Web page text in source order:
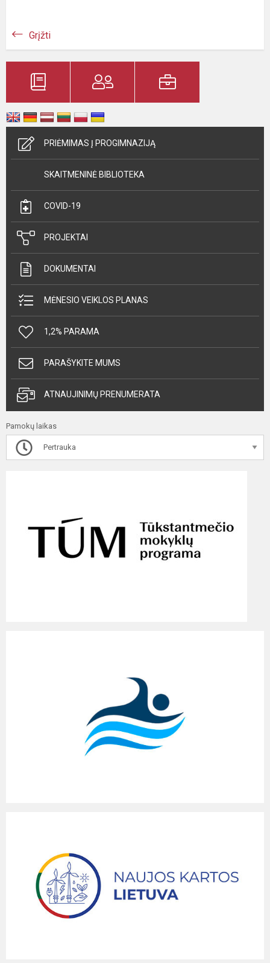
Grįžti
PRIĖMIMAS Į PROGIMNAZIJĄ
SKAITMENINĖ BIBLIOTEKA
COVID-19
PROJEKTAI
DOKUMENTAI
MĖNESIO VEIKLOS PLANAS
1,2% PARAMA
PARAŠYKITE MUMS
ATNAUJINIMŲ PRENUMERATA
Pamokų laikas
Pertrauka